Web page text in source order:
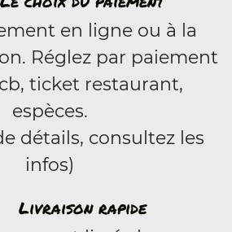
en ligne ou à la
Réglez par paiement
ticket restaurant,
espèces.
détails, consultez les
infos)
Livraison rapide